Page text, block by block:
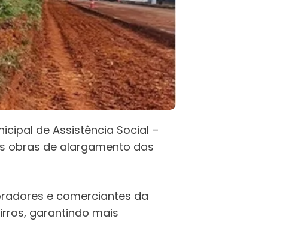
de Assistência Social –
obras de alargamento das
e comerciantes da
garantindo mais